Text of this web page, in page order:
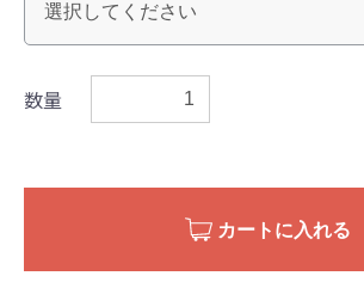
数量
カートに入れる